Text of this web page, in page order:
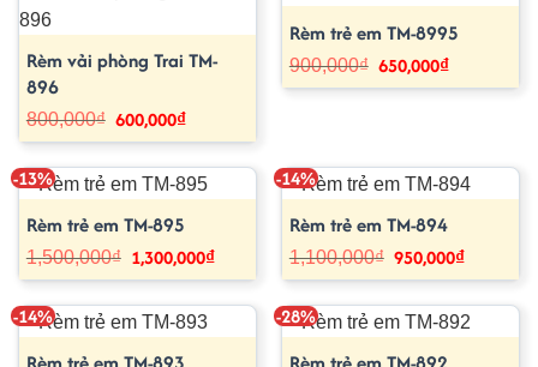
Rèm vải phòng Trai TM-
896
800,000₫ Giá
gốc
là:
800,000₫.
600,000₫Giá
tại
là:
600,000₫.
Rèm trẻ em TM-8995
900,000₫ Giá
gốc
là:
650,000₫Giá
tại
-13%
Rèm trẻ em TM-895
1,500,000₫
Giá
gốc
là:
1,500,000₫.
1,300,000₫Giá
tại
là:
1,300,000₫.
-14%
Rèm trẻ em TM-894
1,100,000₫ Giá
gốc
là:
1,100,000₫.
950,000₫Giá
tại
là:
950,000₫.
-14% -28%